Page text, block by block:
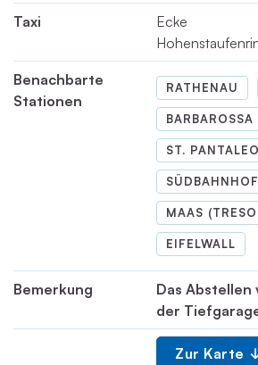
Taxi
Ecke
Benachbarte
Stationen
RATHENAU
BARBAROSSA
ST.
SÜDBAHNHOF
MAAS
EIFELWALL
Bemerkung
Das Abstellen
der
Zur Karte